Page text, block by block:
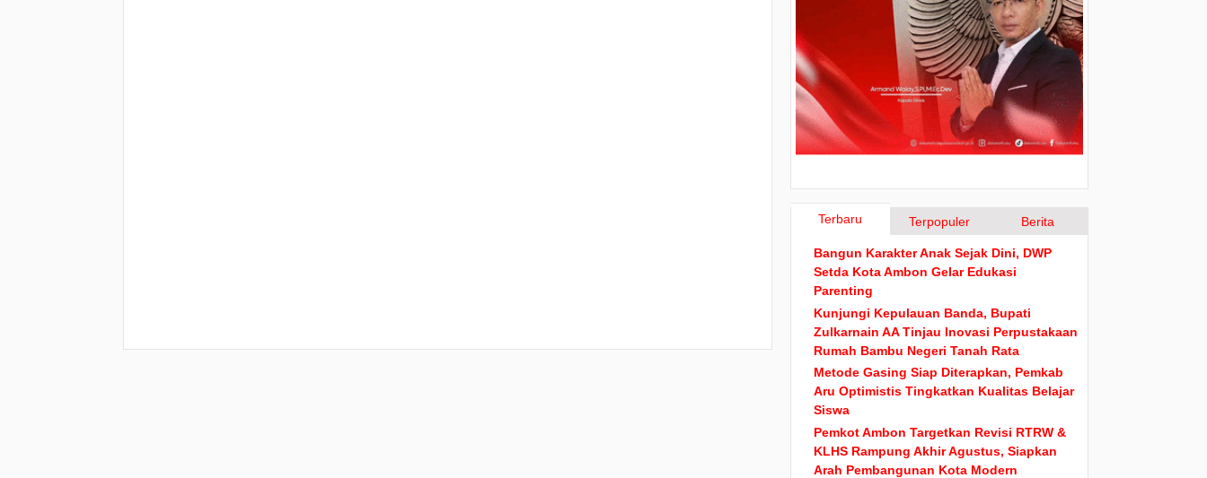
Terbaru Terpopuler Berita
Bangun Karakter Anak Sejak Dini, DWP
Setda Kota Ambon Gelar Edukasi
Parenting
Kunjungi Kepulauan Banda, Bupati
Zulkarnain AA Tinjau Inovasi Perpustakaan
Rumah Bambu Negeri Tanah Rata
Metode Gasing Siap Diterapkan, Pemkab
Aru Optimistis Tingkatkan Kualitas Belajar
Siswa
Pemkot Ambon Targetkan Revisi RTRW &
KLHS Rampung Akhir Agustus, Siapkan
Arah Pembangunan Kota Modern